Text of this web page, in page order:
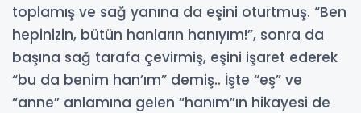
toplamış ve sağ yanına da eşini oturtmuş. “Ben
hepinizin, bütün hanların hanıyım!”, sonra da
başına sağ tarafa çevirmiş, eşini işaret ederek
“bu da benim han’ım” demiş.. İşte “eş” ve
“anne” anlamına gelen “hanım”ın hikayesi de